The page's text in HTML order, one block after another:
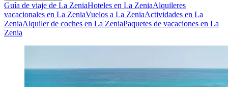
Guía de viaje de La ZeniaHoteles en La ZeniaAlquileres
vacacionales en La ZeniaVuelos a La ZeniaActividades en La
ZeniaAlquiler de coches en La ZeniaPaquetes de vacaciones en La
Zenia